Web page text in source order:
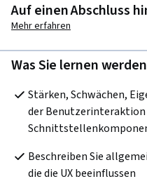
Auf einen Abschluss
Mehr erfahren
Was Sie lernen werden
Stärken, Schwächen,
der
Beschreiben Sie
die die UX beeinflussen